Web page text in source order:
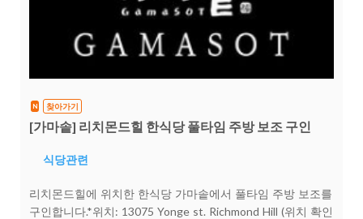
N 찾아가기
[가마솥] 리치몬드힐 한식당 풀타임 주방 보조 구인
식당관련
리치몬드힐에 위치한 한식당 가마솥에서 풀타임 주방 보조를
구인합니다.*위치: 13075 Yonge st. Richmond Hill (위치 확인